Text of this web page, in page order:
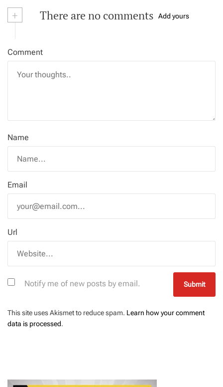
+ There are no comments Add yours
Comment
Name
Email
Url
Notify me of new posts by email.
This site uses Akismet to reduce spam. Learn how your comment
data is processed.